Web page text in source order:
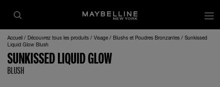
Accueil Découvrez tous les produits Visage Blushs et Poudres Bronzantes
Sunkissed
Liquid Glow Blush
SUNKISSED LIQUID GLOW
BLUSH